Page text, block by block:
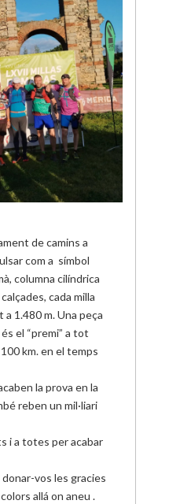
de camins a
com a símbol
columna cilíndrica
cada milla
1.480 m. Una peça
el “premi” a tot
km. en el temps
la prova en la
reben un mil·liari
i a totes per acabar
vos les gracies
allá on aneu .